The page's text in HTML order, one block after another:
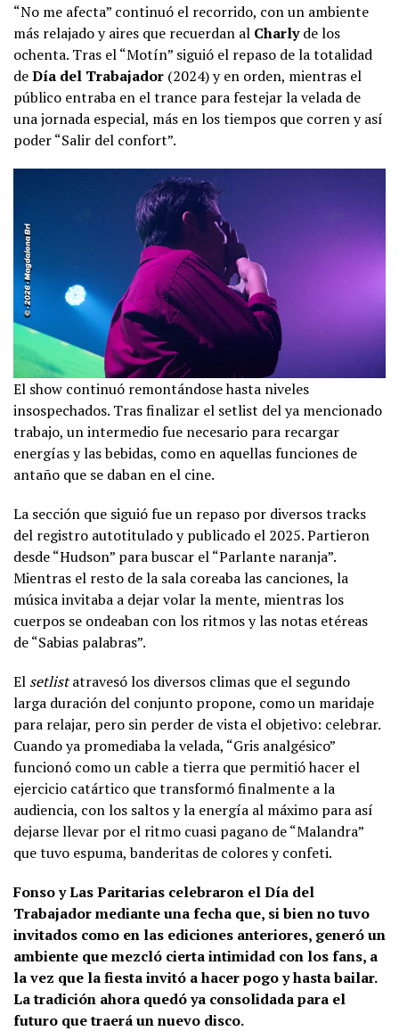
“No me afecta” continuó el recorrido, con un ambiente
más relajado y aires que recuerdan al Charlyde los
ochenta. Tras el “Motín” siguió el repaso de la totalidad
deDía del Trabajador (2024) y en orden, mientras el
público entraba en el trance para festejar la velada de
una jornada especial, más en los tiempos que corren y así
poder “Salir del confort”.
El show continuó remontándose hasta niveles
insospechados. Tras finalizar el setlist del ya mencionado
trabajo, un intermedio fue necesario para recargar
energías y las bebidas, como en aquellas funciones de
antaño que se daban en el cine.
La sección que siguió fue un repaso por diversos tracks
del registro autotitulado y publicado el 2025. Partieron
desde “Hudson” para buscar el “Parlante naranja”.
Mientras el resto de la sala coreaba las canciones, la
música invitaba a dejar volar la mente, mientras los
cuerpos se ondeaban con los ritmos y las notas etéreas
de “Sabias palabras”.
El setlistatravesó los diversos climas que el segundo
larga duración del conjunto propone, como un maridaje
para relajar, pero sin perder de vista el objetivo: celebrar.
Cuando ya promediaba la velada, “Gris analgésico”
funcionó como un cable a tierra que permitió hacer el
ejercicio catártico que transformó finalmente a la
audiencia, con los saltos y la energía al máximo para así
dejarse llevar por el ritmo cuasi pagano de “Malandra”
que tuvo espuma, banderitas de colores y confeti.
Fonso y Las Paritarias celebraron el Día del
Trabajador mediante una fecha que, si bien no tuvo
invitados como en las ediciones anteriores, generó un
ambiente que mezcló cierta intimidad con los fans, a
la vez que la fiesta invitó a hacer pogo y hasta bailar.
La tradición ahora quedó ya consolidada para el
futuro que traerá un nuevo disco.